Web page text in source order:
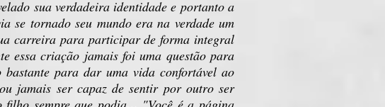
sua verdadeira identidade e portanto a
se tornado seu mundo era na verdade um
carreira para participar de forma integral
essa criação jamais foi uma questão para
para dar uma vida confortável ao
jamais ser capaz de sentir por outro ser